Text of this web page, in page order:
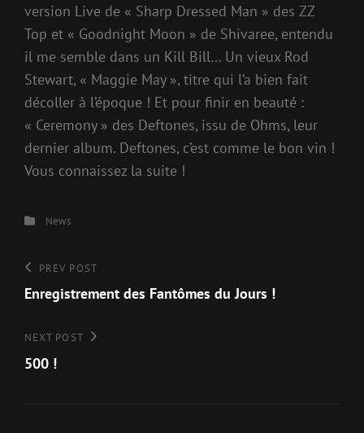
version Live de « Sharp Dressed Man » des ZZ
Top et « Goodnight Moon » de Shivaree, entendu
il me semble dans un Kill Bill… Un vieux Rod
Stewart, « Maggie May », titre qui l’a bien fait
décoller à l’époque ! Et pour finir en beauté :
« Ceremony » des Deftones, issu de Ohms, leur
dernier album. Deftones, c’est comme le bon vin !
Vous connaissez la suite !
Categories
News
Navigation
de
l’article
Previous
Post
PREV POST
Enregistrement des Fantômes du Jours !
Next
Post
NEXT POST
500 !